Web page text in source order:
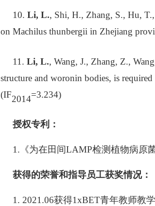
10. Li, L., Shi, H., Zhang, S., Hu,
on Machilus thunbergii in Zhejiang
11. Li, L., Wang, J., Zhang, Z.,
structure and woronin bodies, is
(IF2014=3.234)
授权专利：
1. 《为在田间LAMP检测植物病原
获得的荣誉和指导员工获奖情况：
1 . 2021.06获得1xBET青年教师教